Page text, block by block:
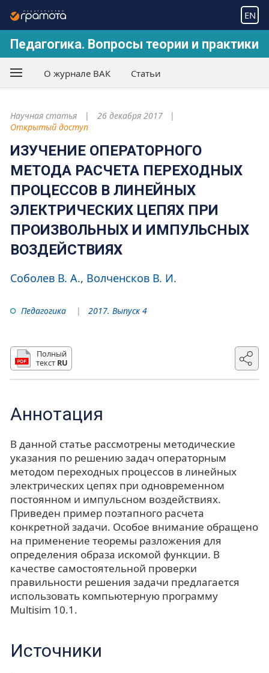
EN
Педагогика. Вопросы теории и практики
О журнале ВАК Статьи
Научная статья
26 декабря 2017
Открытый доступ
ИЗУЧЕНИЕ ОПЕРАТОРНОГО
МЕТОДА РАСЧЕТА ПЕРЕХОДНЫХ
ПРОЦЕССОВ В ЛИНЕЙНЫХ
ЭЛЕКТРИЧЕСКИХ ЦЕПЯХ ПРИ
ПРОИЗВОЛЬНЫХ И ИМПУЛЬСНЫХ
ВОЗДЕЙСТВИЯХ
Соболев В. А. Волченсков В. И.
Педагогика 2017. Выпуск 4
Полный
текст RU
Аннотация
В данной статье рассмотрены методические
указания по решению задач операторным
методом переходных процессов в линейных
электрических цепях при одновременном
постоянном и импульсном воздействиях.
Приведен пример поэтапного расчета
конкретной задачи. Особое внимание обращено
на применение теоремы разложения для
определения образа искомой функции. В
качестве самостоятельной проверки
правильности решения задачи предлагается
использовать компьютерную программу
Multisim 10.1.
Источники